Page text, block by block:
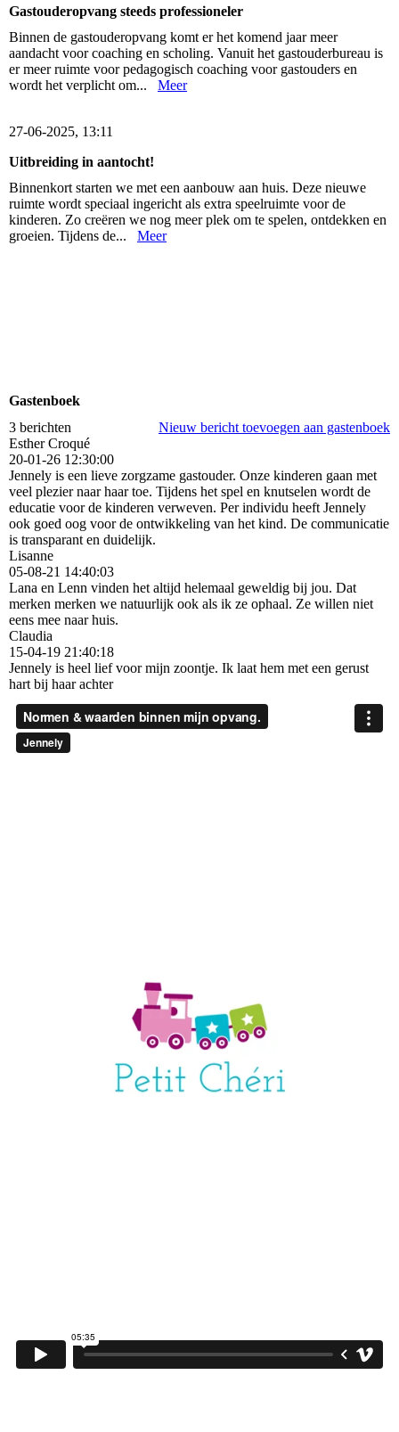
Gastouderopvang steeds professioneler
Binnen de gastouderopvang komt er het komend jaar meer
aandacht voor coaching en scholing. Vanuit het gastouderbureau is
er meer ruimte voor pedagogisch coaching voor gastouders en
wordt het verplicht om... Meer
27-06-2025, 13:11
Uitbreiding in aantocht!
Binnenkort starten we met een aanbouw aan huis. Deze nieuwe
ruimte wordt speciaal ingericht als extra speelruimte voor de
kinderen. Zo creëren we nog meer plek om te spelen, ontdekken en
groeien. Tijdens de... Meer
Gastenboek
3 berichten
Nieuw bericht toevoegen aan gastenboek
Esther Croqué
20-01-26 12:30:00
Jennely is een lieve zorgzame gastouder. Onze kinderen gaan met
veel plezier naar haar toe. Tijdens het spel en knutselen wordt de
educatie voor de kinderen verweven. Per individu heeft Jennely
ook goed oog voor de ontwikkeling van het kind. De communicatie
is transparant en duidelijk.
Lisanne
05-08-21 14:40:03
Lana en Lenn vinden het altijd helemaal geweldig bij jou. Dat
merken merken we natuurlijk ook als ik ze ophaal. Ze willen niet
eens mee naar huis.
Claudia
15-04-19 21:40:18
Jennely is heel lief voor mijn zoontje. Ik laat hem met een gerust
hart bij haar achter